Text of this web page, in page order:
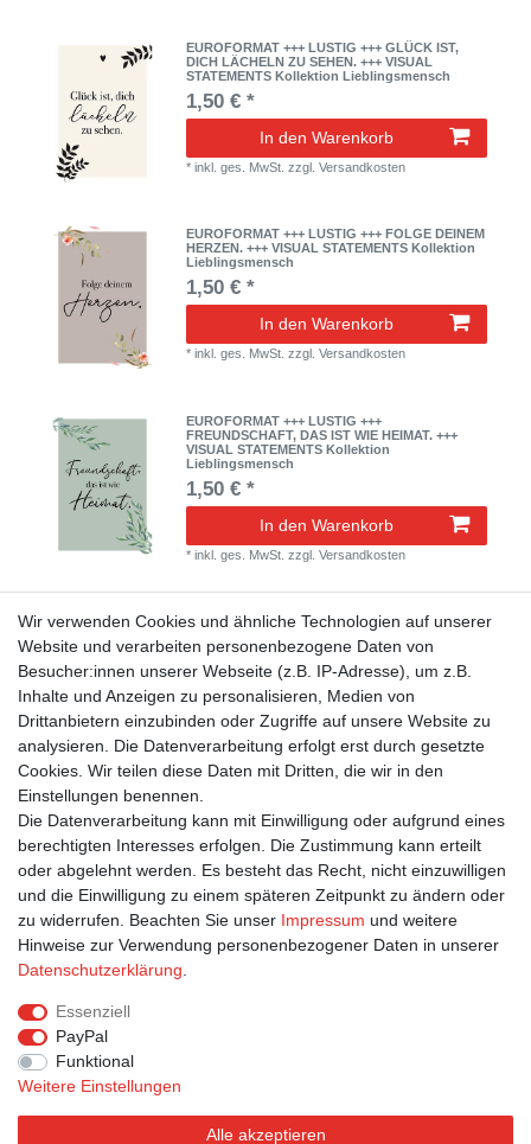
EUROFORMAT +++ LUSTIG +++ GLÜCK IST,
DICH LÄCHELN ZU SEHEN. +++ VISUAL
STATEMENTS Kollektion Lieblingsmensch
1,50 € *
In den Warenkorb
*inkl. ges. MwSt. zzgl.Versandkosten
EUROFORMAT +++ LUSTIG +++ FOLGE DEINEM
HERZEN. +++ VISUAL STATEMENTS Kollektion
Lieblingsmensch
1,50 € *
In den Warenkorb
*inkl. ges. MwSt. zzgl.Versandkosten
EUROFORMAT +++ LUSTIG +++
FREUNDSCHAFT, DAS IST WIE HEIMAT. +++
VISUAL STATEMENTS Kollektion
Lieblingsmensch
1,50 € *
In den Warenkorb
*inkl. ges. MwSt. zzgl.Versandkosten
EUROFORMAT +++ LUSTIG +++ DANKE, DASS
DU STARK BIST, WENN ICH SCHWACH BIN. +++
VISUAL STATEMENTS Kollektion
Lieblingsmensch
1,50 € *
In den Warenkorb
*inkl. ges. MwSt. zzgl.Versandkosten
Bestellung widerrufen
Wir verwenden Cookies und ähnliche Technologien auf unserer
Website und verarbeiten personenbezogene Daten von
Besucher:innen unserer Webseite (z.B. IP-Adresse), um z.B.
Inhalte und Anzeigen zu personalisieren, Medien von
Drittanbietern einzubinden oder Zugriffe auf unsere Website zu
analysieren. Die Datenverarbeitung erfolgt erst durch gesetzte
Cookies. Wir teilen diese Daten mit Dritten, die wir in den
Einstellungen benennen.
Die Datenverarbeitung kann mit Einwilligung oder aufgrund eines
berechtigten Interesses erfolgen. Die Zustimmung kann erteilt
oder abgelehnt werden. Es besteht das Recht, nicht einzuwilligen
und die Einwilligung zu einem späteren Zeitpunkt zu ändern oder
zu widerrufen. Beachten Sie unser Impressum und weitere
Hinweise zur Verwendung personenbezogener Daten in unserer
Daten­schutz­erklärung
Essenziell
PayPal
Funktional
Weitere Einstellungen
Alle akzeptieren